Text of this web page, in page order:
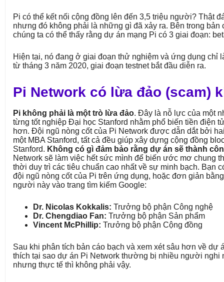
Pi có thể kết nối cộng đồng lên đến 3,5 triệu người? Thật
nhưng đó không phải là những gì đã xảy ra. Bên trong bản
chúng ta có thể thấy rằng dự án mạng Pi có 3 giai đoạn:
Hiện tại, nó đang ở giai đoạn thử nghiệm và ứng dụng chỉ
từ tháng 3 năm 2020, giai đoạn testnet bắt đầu diễn ra.
Pi Network có lừa đảo (scam)
Pi không phải là một trò lừa đảo. Đây là nỗ lực của một
từng tốt nghiệp Đại học Stanford nhằm phổ biến tiền điện
hơn. Đội ngũ nòng cốt của Pi Network được dẫn dắt bởi
một MBA Stanford, tất cả đều giúp xây dựng cộng đồng
Stanford. Không có gì đảm bảo rằng dự án sẽ thành
Network sẽ làm việc hết sức mình để biến ước mơ chung
thời duy trì các tiêu chuẩn cao nhất về sự minh bạch. Bạn
đội ngũ nòng cốt của Pi trên ứng dụng, hoặc đơn giản
người này vào trang tìm kiếm Google:
Dr. Nicolas Kokkalis: Trưởng bộ phận Công nghệ
Dr. Chengdiao Fan: Trưởng bộ phận Sản phẩm
Vincent McPhillip: Trưởng bộ phận Cộng đồng
Sau khi phân tích bản cáo bạch và xem xét sâu hơn về dự
thích tại sao dự án Pi Network thường bị nhiều người nghi
nhưng thực tế thì không phải vậy.